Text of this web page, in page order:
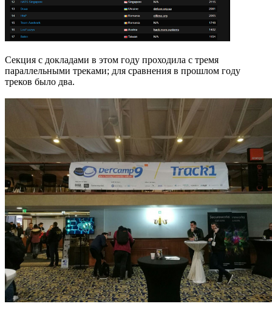
Секция с докладами в этом году проходила с тремя
параллельными треками; для сравнения в прошлом году
треков было два.